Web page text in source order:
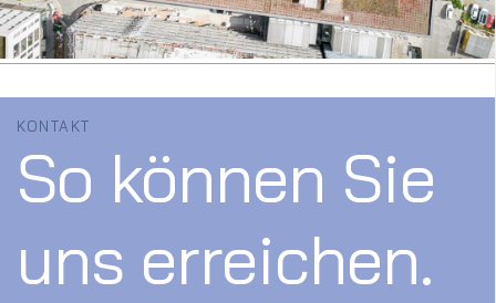
KONTAKT
So können Sie
uns erreichen.